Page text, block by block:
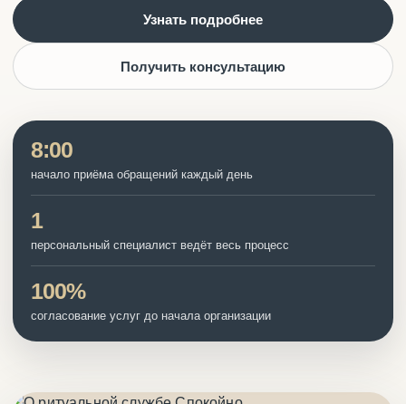
Узнать подробнее
Получить консультацию
8:00
начало приёма обращений каждый день
1
персональный специалист ведёт весь процесс
100%
согласование услуг до начала организации